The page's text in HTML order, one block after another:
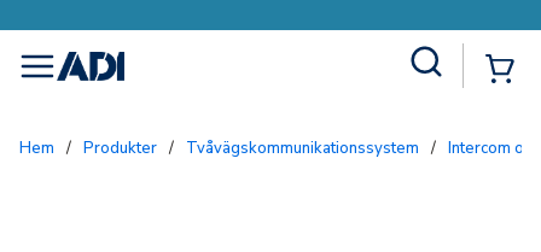
menu
Hem / Produkter / Tvåvägskommunikationssystem / Intercom